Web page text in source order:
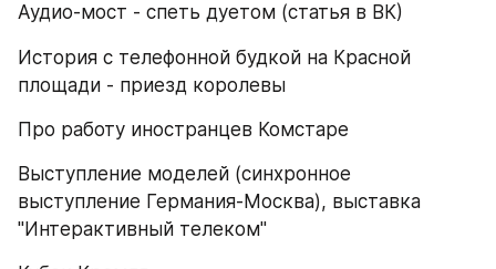
Аудио-мост - спеть дуетом (статья в ВК)
История с телефонной будкой на Красной
площади - приезд королевы
Про работу иностранцев Комстаре
Выступление моделей (синхронное
выступление Германия-Москва), выставка
"Интерактивный телеком"